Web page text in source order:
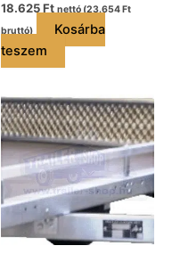
18.625Ft nettó (23.654 Ft
bruttó)
Kosárba
teszem